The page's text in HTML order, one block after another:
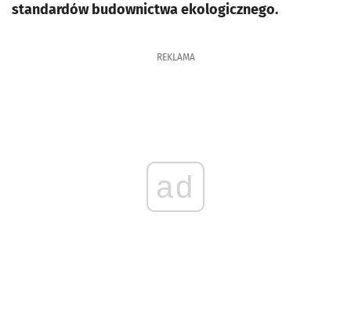
standardów budownictwa ekologicznego.
REKLAMA
ad